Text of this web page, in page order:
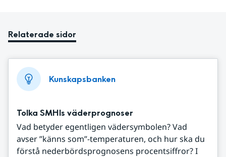
Relaterade sidor
Kunskapsbanken
Tolka SMHIs väderprognoser
Vad betyder egentligen vädersymbolen? Vad
avser ”känns som”-temperaturen, och hur ska du
förstå nederbördsprognosens procentsiffror? I